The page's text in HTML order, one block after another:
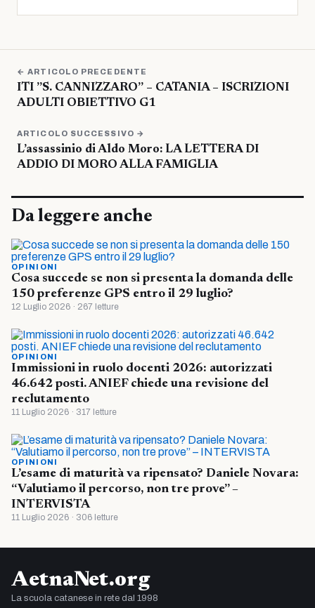
← ARTICOLO PRECEDENTE
ITI ”S. CANNIZZARO” – CATANIA – ISCRIZIONI
ADULTI OBIETTIVO G1
ARTICOLO SUCCESSIVO →
L’assassinio di Aldo Moro: LA LETTERA DI
ADDIO DI MORO ALLA FAMIGLIA
Da leggere anche
OPINIONI
Cosa succede se non si presenta la domanda delle
150 preferenze GPS entro il 29 luglio?
12 Luglio 2026 · 267 letture
OPINIONI
Immissioni in ruolo docenti 2026: autorizzati
46.642 posti. ANIEF chiede una revisione del
reclutamento
11 Luglio 2026 · 317 letture
OPINIONI
L’esame di maturità va ripensato? Daniele Novara:
“Valutiamo il percorso, non tre prove” –
INTERVISTA
11 Luglio 2026 · 306 letture
AetnaNet.org
La scuola catanese in rete dal 1998